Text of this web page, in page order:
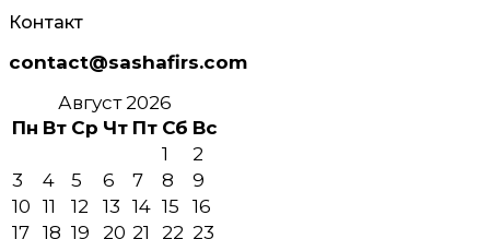
Контакт
contact@sashafirs.com
Август 2026
Пн Вт Ср Чт Пт Сб Вс
1
2
3
4 5 6 7 8
9
10 11 12 13 14 15
16
17 18 19 20 21 22 23